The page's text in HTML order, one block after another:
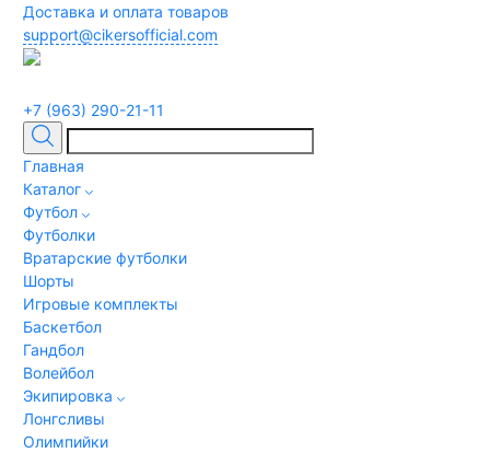
Доставка и оплата товаров
support@cikersofficial.com
+7 (963) 290-21-11
Главная
Каталог
Футбол
Футболки
Вратарские футболки
Шорты
Игровые комплекты
Баскетбол
Гандбол
Волейбол
Экипировка
Лонгсливы
Олимпийки